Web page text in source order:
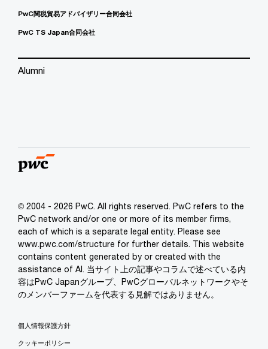
PwC関税貿易アドバイザリー合同会社
PwC TS Japan合同会社
Alumni
© 2004 - 2026 PwC. All rights reserved. PwC refers to the
PwC network and/or one or more of its member firms,
each of which is a separate legal entity. Please see
www.pwc.com/structure for further details. This website
contains content generated by or created with the
assistance of AI. 当サイト上の記事やコラムで述べている内
容はPwC Japanグループ、PwCグローバルネットワークやそ
のメンバーファームを代表する見解ではありません。
個人情報保護方針
クッキーポリシー